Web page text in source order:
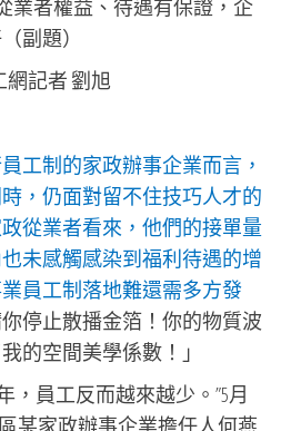
業者權益、待遇有保證，企
副題）
網記者 劉旭
工制的家政辦事企業而言，
，仍面對留不住技巧人才的
從業者看來，他們的接單量
未感觸感染到福利待遇的增
員工制落地難還需多方發
你停止散播金箔！你的物質波
的空間美學係數！」
，員工反而越來越少。”5月
某家政辦事企業擔任人何燕